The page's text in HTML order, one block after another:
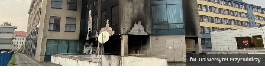
fot. Uniwersytet Przyrodniczy